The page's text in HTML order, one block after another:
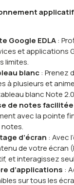
Google EDLA:
et applications
limites.
blanc: Prenez
à plusieurs et
blanc Note
de notes facilitée
avec la pointe
d’écran : Avec
de votre écran
et interagissez
d’applications :
sur tous les